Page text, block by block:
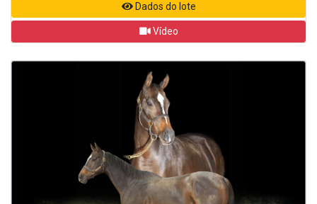
Dados do lote
Vídeo